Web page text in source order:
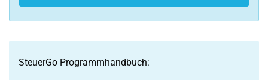
SteuerGo Programmhandbuch: